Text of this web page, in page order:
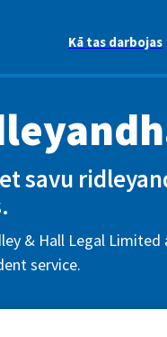
Kā tas darbojas
savu
& Hall Legal
service.